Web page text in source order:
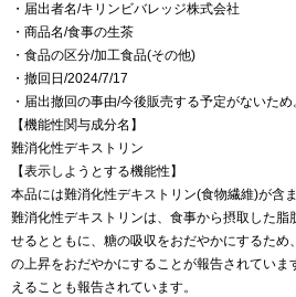
・届出者名/キリンビバレッジ株式会社
・商品名/食事の生茶
・食品の区分/加工食品(その他)
・撤回日/2024/7/17
・届出撤回の事由/今後販売する予定がないため
【機能性関与成分名】
難消化性デキストリン
【表示しようとする機能性】
本品には難消化性デキストリン(食物繊維)が含ま
難消化性デキストリンは、食事から摂取した脂
せるとともに、糖の吸収をおだやかにするため
の上昇をおだやかにすることが報告されていま
えることも報告されています。